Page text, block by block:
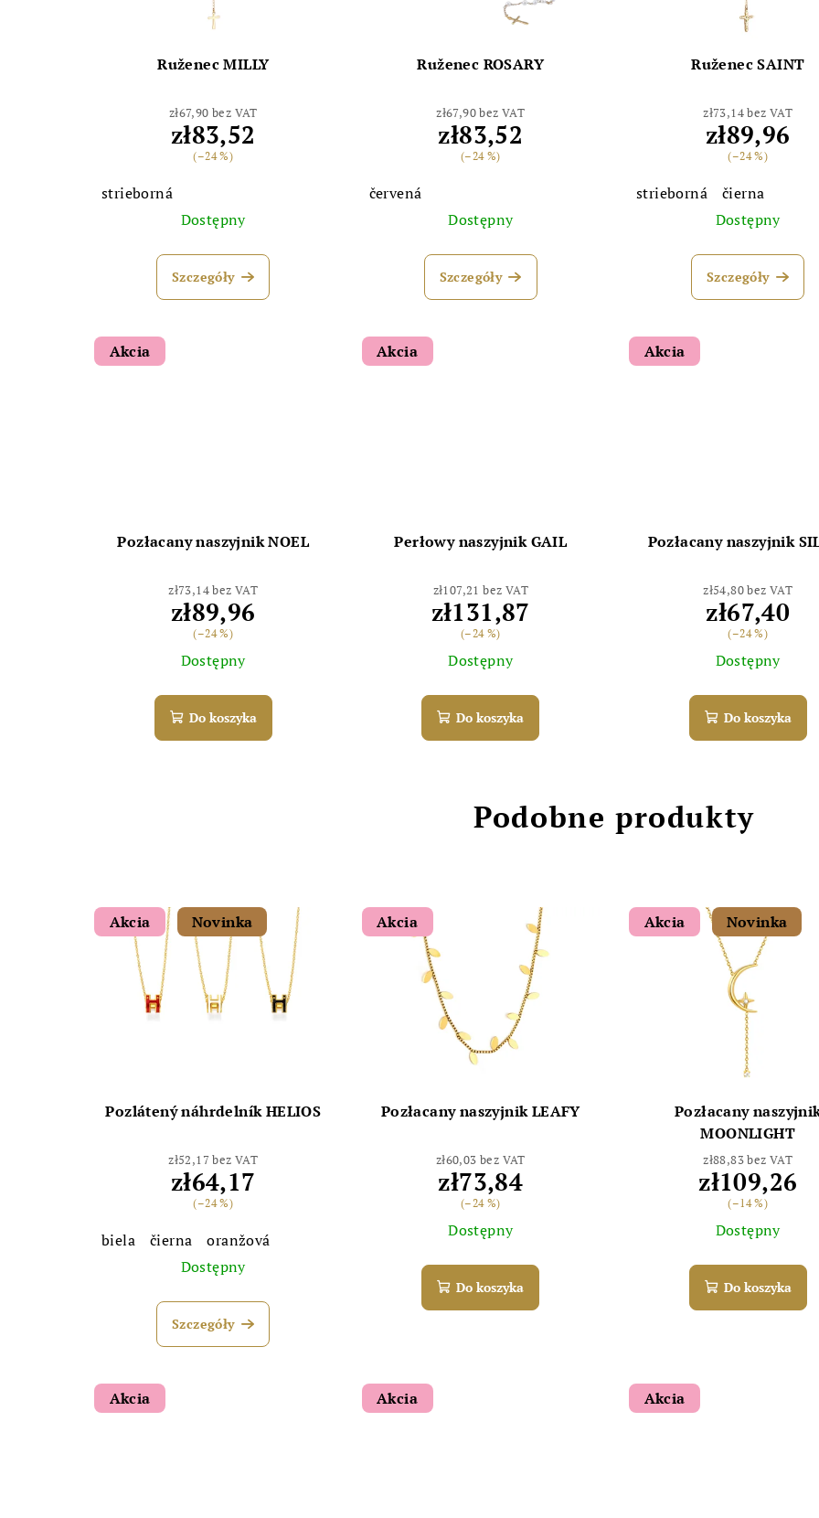
Ruženec MILLY
zł67,90 bez VAT
zł83,52
(–24 %)
strieborná
Dostępny
Szczegóły
Ruženec ROSARY
zł67,90 bez VAT
zł83,52
(–24 %)
červená
Dostępny
Szczegóły
Ruženec SAINT
zł73,14 bez VAT
zł89,96
(–24 %)
strieborná
čierna
Dostępny
Szczegóły
Akcia
Pozłacany naszyjnik NOEL
zł73,14 bez VAT
zł89,96
(–24 %)
Dostępny
Do koszyka
Akcia
Perłowy naszyjnik GAIL
zł107,21 bez VAT
zł131,87
(–24 %)
Dostępny
Do koszyka
Akcia
Pozłacany naszyjnik
zł54,80 bez VAT
zł67,40
(–24 %)
Dostępny
Do koszyka
Podobne produkty
Akcia Novinka
Pozlátený náhrdelník HELIOS
zł52,17 bez VAT
zł64,17
(–24 %)
biela čierna
oranžová
Dostępny
Szczegóły
Akcia
Pozłacany naszyjnik LEAFY
zł60,03 bez VAT
zł73,84
(–24 %)
Dostępny
Do koszyka
Akcia Novinka
Pozłacany
MOONLIGHT
zł88,83 bez VAT
zł109,26
(–14 %)
Dostępny
Do koszyka
Akcia Akcia Akcia